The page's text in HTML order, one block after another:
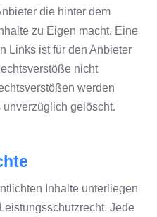
die hinter dem
zu Eigen macht. Eine
Links ist für den Anbieter
nicht
werden
gelöscht.
Inhalte unterliegen
Jede